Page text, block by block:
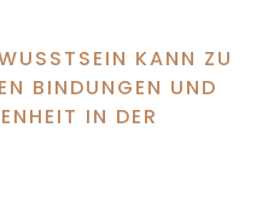
KANN ZU
BINDUNGEN UND
IN DER